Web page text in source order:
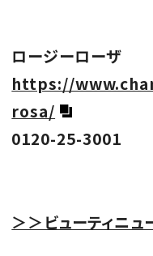
ロージーローザ
https://
rosa/
0120-25-3001
＞＞ビューティニュ